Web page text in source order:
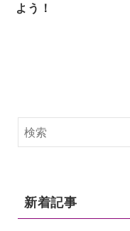
よう！
新着記事